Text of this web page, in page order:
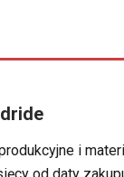
i